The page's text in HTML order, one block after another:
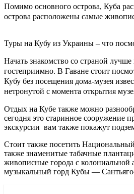
Помимо основного острова, Куба
острова расположены самые
Туры на Кубу из Украины – что
Начать знакомство со страной
гостеприимно. В Гаване стоит
Кубу без посещения дома-музея
нетронутой с момента открытия
Отдых на Кубе также можно
сегодня это старинное
экскурсии вам также покажут
Стоит также посетить
также знаменитые табачные
живописные города с колониальной
музыкальный горд Кубы —